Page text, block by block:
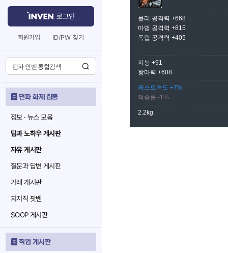
로그인
회원가입 ID/PW 찾기
던파 화제 집중
정보 · 뉴스 모음
팁과 노하우 게시판
자유 게시판
질문과 답변 게시판
거래 게시판
치지직 팟벤
SOOP 게시판
직업 게시판
물리 공격력 +668
마법 공격력 +815
독립 공격력 +405
지능 +91
항마력 +608
캐스트속도 +7%
적중률 -1%
2.2kg